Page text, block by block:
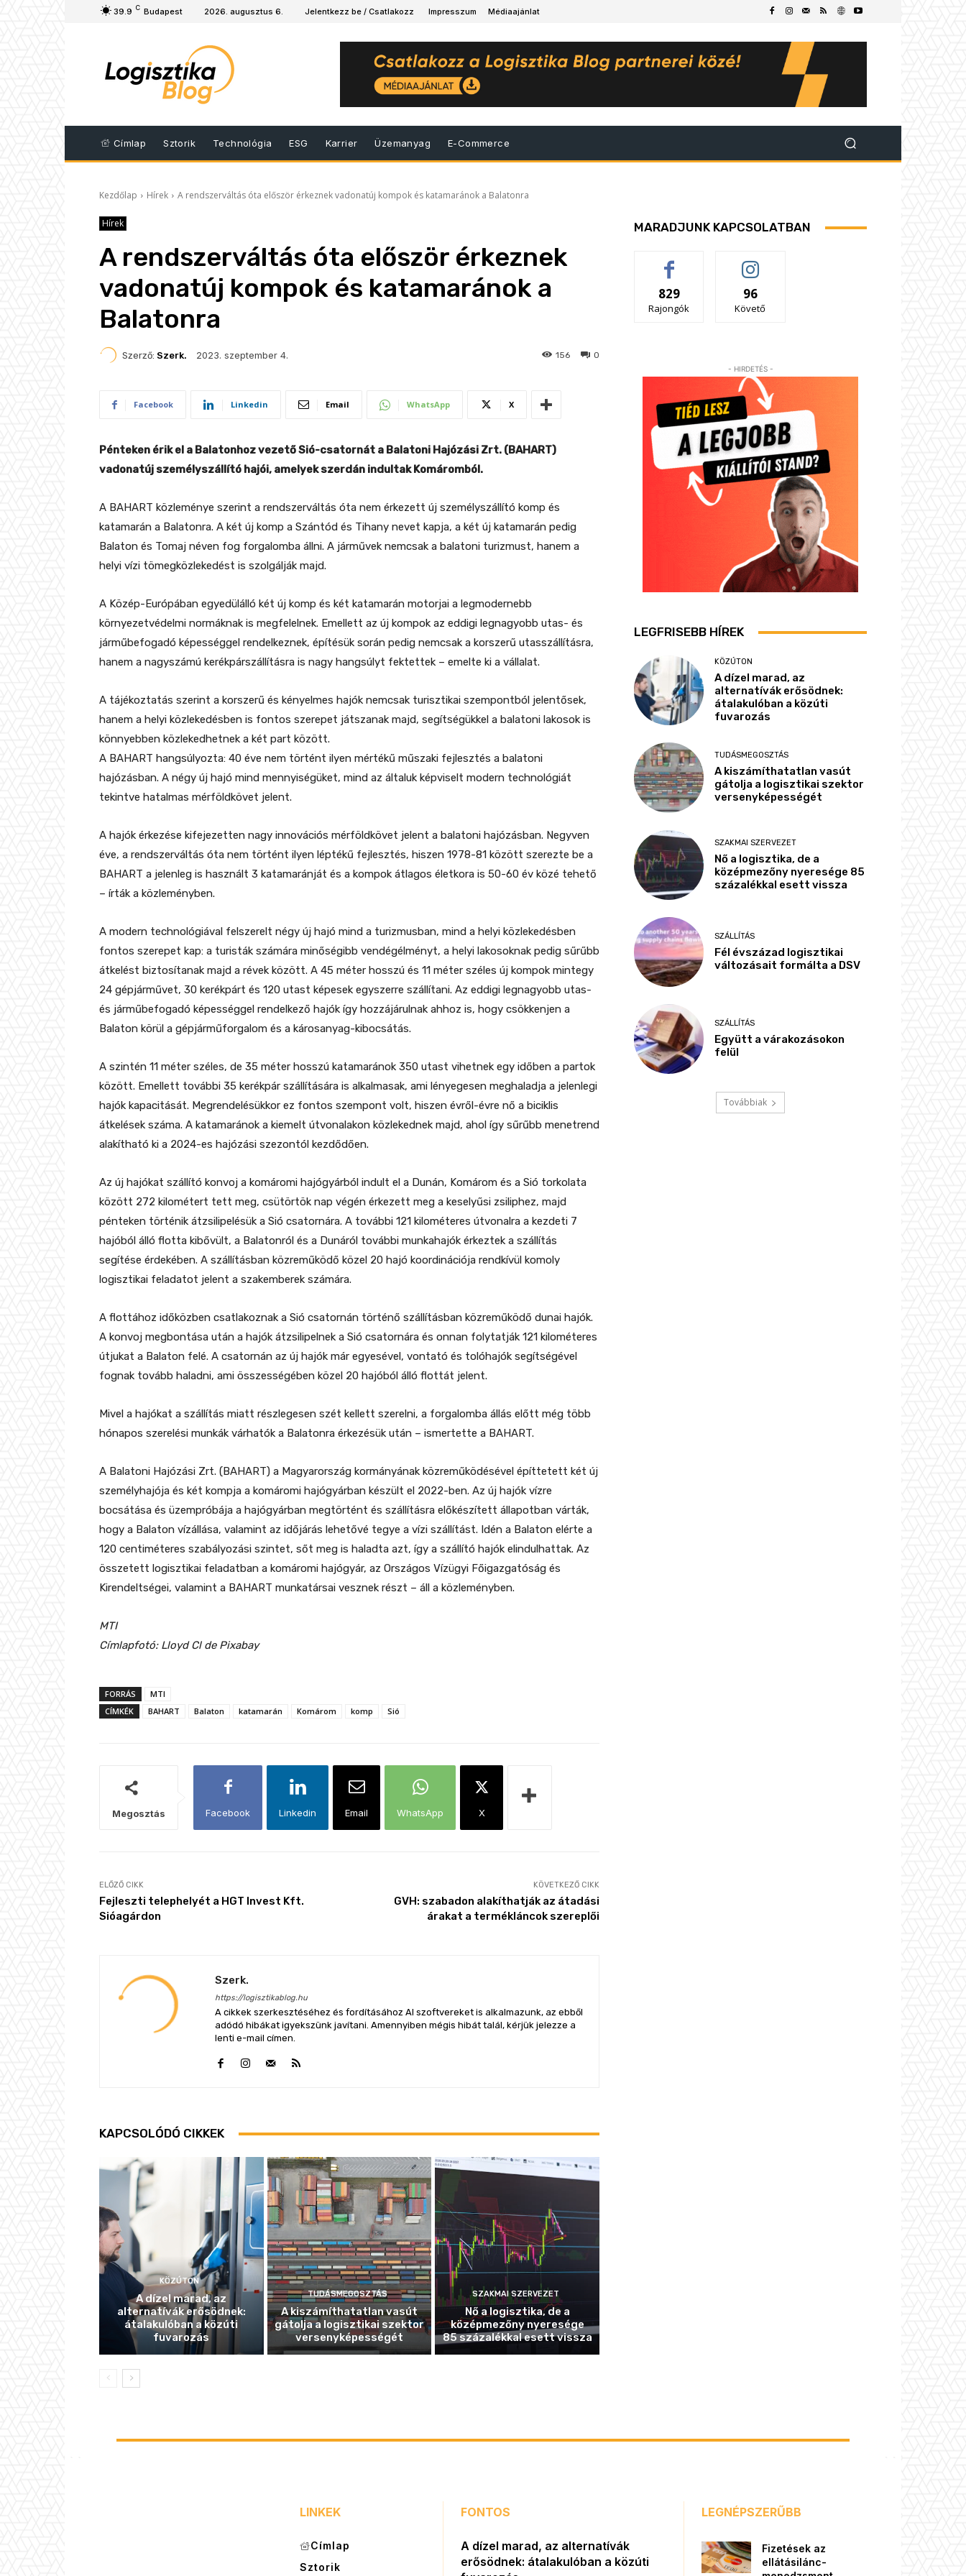
39.9 C Budapest 2026. augusztus 6. Jelentkezz be / Csatlakozz Impresszum Médiaajánlat
Címlap Sztorik Technológia ESG Karrier Üzemanyag E-Commerce
Kezdőlap Hírek A rendszerváltás óta először érkeznek vadonatúj kompok és katamaránok a Balatonra
Hírek
A rendszerváltás óta először érkeznek
vadonatúj kompok és katamaránok a
Balatonra
Szerző: Szerk. 2023. szeptember 4. 0
156
Facebook Linkedin Email WhatsApp X
Pénteken érik el a Balatonhoz vezető Sió-csatornát a Balatoni Hajózási Zrt. (BAHART)
vadonatúj személyszállító hajói, amelyek szerdán indultak Komáromból.
A BAHART közleménye szerint a rendszerváltás óta nem érkezett új személyszállító komp és
katamarán a Balatonra. A két új komp a Szántód és Tihany nevet kapja, a két új katamarán pedig
Balaton és Tomaj néven fog forgalomba állni. A járművek nemcsak a balatoni turizmust, hanem a
helyi vízi tömegközlekedést is szolgálják majd.
A Közép-Európában egyedülálló két új komp és két katamarán motorjai a legmodernebb
környezetvédelmi normáknak is megfelelnek. Emellett az új kompok az eddigi legnagyobb utas- és
járműbefogadó képességgel rendelkeznek, építésük során pedig nemcsak a korszerű utasszállításra,
hanem a nagyszámú kerékpárszállításra is nagy hangsúlyt fektettek – emelte ki a vállalat.
A tájékoztatás szerint a korszerű és kényelmes hajók nemcsak turisztikai szempontból jelentősek,
hanem a helyi közlekedésben is fontos szerepet játszanak majd, segítségükkel a balatoni lakosok is
könnyebben közlekedhetnek a két part között.
A BAHART hangsúlyozta: 40 éve nem történt ilyen mértékű műszaki fejlesztés a balatoni
hajózásban. A négy új hajó mind mennyiségüket, mind az általuk képviselt modern technológiát
tekintve hatalmas mérföldkövet jelent.
A hajók érkezése kifejezetten nagy innovációs mérföldkövet jelent a balatoni hajózásban. Negyven
éve, a rendszerváltás óta nem történt ilyen léptékű fejlesztés, hiszen 1978-81 között szerezte be a
BAHART a jelenleg is használt 3 katamaránját és a kompok átlagos életkora is 50-60 év közé tehető
– írták a közleményben.
A modern technológiával felszerelt négy új hajó mind a turizmusban, mind a helyi közlekedésben
fontos szerepet kap: a turisták számára minőségibb vendégélményt, a helyi lakosoknak pedig sűrűbb
átkelést biztosítanak majd a révek között. A 45 méter hosszú és 11 méter széles új kompok mintegy
24 gépjárművet, 30 kerékpárt és 120 utast képesek egyszerre szállítani. Az eddigi legnagyobb utas-
és járműbefogadó képességgel rendelkező hajók így hozzájárulnak ahhoz is, hogy csökkenjen a
Balaton körül a gépjárműforgalom és a károsanyag-kibocsátás.
A szintén 11 méter széles, de 35 méter hosszú katamaránok 350 utast vihetnek egy időben a partok
között. Emellett további 35 kerékpár szállítására is alkalmasak, ami lényegesen meghaladja a jelenlegi
hajók kapacitását. Megrendelésükkor ez fontos szempont volt, hiszen évről-évre nő a biciklis
átkelések száma. A katamaránok a kiemelt útvonalakon közlekednek majd, ahol így sűrűbb menetrend
alakítható ki a 2024-es hajózási szezontól kezdődően.
Az új hajókat szállító konvoj a komáromi hajógyárból indult el a Dunán, Komárom és a Sió torkolata
között 272 kilométert tett meg, csütörtök nap végén érkezett meg a keselyűsi zsiliphez, majd
pénteken történik átzsilipelésük a Sió csatornára. A további 121 kilométeres útvonalra a kezdeti 7
hajóból álló flotta kibővült, a Balatonról és a Dunáról további munkahajók érkeztek a szállítás
segítése érdekében. A szállításban közreműködő közel 20 hajó koordinációja rendkívül komoly
logisztikai feladatot jelent a szakemberek számára.
A flottához időközben csatlakoznak a Sió csatornán történő szállításban közreműködő dunai hajók.
A konvoj megbontása után a hajók átzsilipelnek a Sió csatornára és onnan folytatják 121 kilométeres
útjukat a Balaton felé. A csatornán az új hajók már egyesével, vontató és tolóhajók segítségével
fognak tovább haladni, ami összességében közel 20 hajóból álló flottát jelent.
Mivel a hajókat a szállítás miatt részlegesen szét kellett szerelni, a forgalomba állás előtt még több
hónapos szerelési munkák várhatók a Balatonra érkezésük után – ismertette a BAHART.
A Balatoni Hajózási Zrt. (BAHART) a Magyarország kormányának közreműködésével építtetett két új
személyhajója és két kompja a komáromi hajógyárban készült el 2022-ben. Az új hajók vízre
bocsátása és üzempróbája a hajógyárban megtörtént és szállításra előkészített állapotban várták,
hogy a Balaton vízállása, valamint az időjárás lehetővé tegye a vízi szállítást. Idén a Balaton elérte a
120 centiméteres szabályozási szintet, sőt meg is haladta azt, így a szállító hajók elindulhattak. Az
összetett logisztikai feladatban a komáromi hajógyár, az Országos Vízügyi Főigazgatóság és
Kirendeltségei, valamint a BAHART munkatársai vesznek részt – áll a közleményben.
MTI
Címlapfotó: Lloyd Cl de Pixabay
FORRÁS
MTI
CÍMKÉK
BAHART Balaton katamarán Komárom komp Sió
Megosztás Facebook Linkedin Email WhatsApp X
ELŐZŐ CIKK
Fejleszti telephelyét a HGT Invest Kft.
Sióagárdon
KÖVETKEZŐ CIKK
GVH: szabadon alakíthatják az átadási
árakat a termékláncok szereplői
Szerk.
https://logisztikablog.hu
A cikkek szerkesztéséhez és fordításához AI szoftvereket is alkalmazunk, az ebből
adódó hibákat igyekszünk javítani. Amennyiben mégis hibát talál, kérjük jelezze a
lenti e-mail címen.
KAPCSOLÓDÓ CIKKEK
KÖZÚTON
A dízel marad, az
alternatívák erősödnek:
átalakulóban a közúti
fuvarozás
TUDÁSMEGOSZTÁS
A kiszámíthatatlan vasút
gátolja a logisztikai szektor
versenyképességét
SZAKMAI SZERVEZET
Nő a logisztika, de a
középmezőny nyeresége
85 százalékkal esett vissza
MARADJUNK KAPCSOLATBAN
829
Rajongók
96
Követő
- HIRDETÉS -
LEGFRISEBB HÍREK
KÖZÚTON
A dízel marad, az
alternatívák erősödnek:
átalakulóban a közúti
fuvarozás
TUDÁSMEGOSZTÁS
A kiszámíthatatlan vasút
gátolja a logisztikai szektor
versenyképességét
SZAKMAI SZERVEZET
Nő a logisztika, de a
középmezőny nyeresége 85
százalékkal esett vissza
SZÁLLÍTÁS
Fél évszázad logisztikai
változásait formálta a DSV
SZÁLLÍTÁS
Együtt a várakozásokon
felül
Továbbiak
LINKEK
Címlap
Sztorik
FONTOS
A dízel marad, az alternatívák
erősödnek: átalakulóban a közúti
LEGNÉPSZERŰBB
Fizetések az
ellátásilánc-